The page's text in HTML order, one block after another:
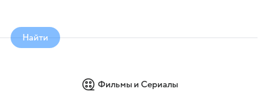
Найти
Фильмы и Сериалы